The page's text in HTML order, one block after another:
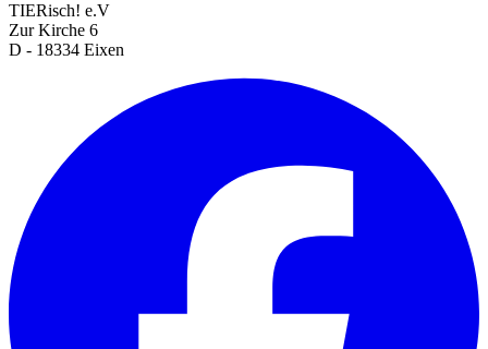
TIERisch! e.V
Zur Kirche 6
D - 18334 Eixen